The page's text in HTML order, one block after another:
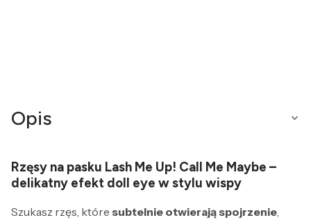
Opis
Rzęsy na pasku Lash Me Up! Call Me Maybe –
delikatny efekt doll eye w stylu wispy
Szukasz rzęs, które subtelnie otwierają spojrzenie,